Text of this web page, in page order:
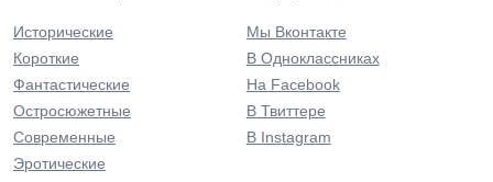
Исторические
Короткие
Фантастические
Остросюжетные
Современные
Эротические
Мы Вконтакте
В Одноклассниках
На Facebook
В Твиттере
В Instagram